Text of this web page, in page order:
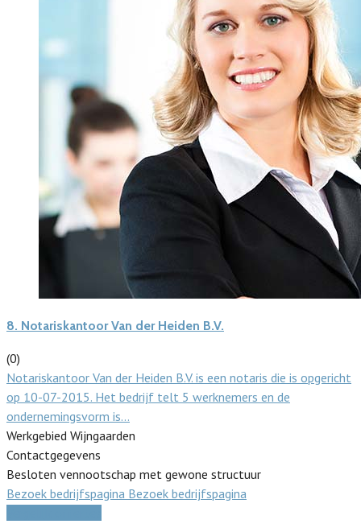
8. Notariskantoor Van der Heiden B.V.
(0)
Notariskantoor Van der Heiden B.V. is een notaris die is opgericht
op 10-07-2015. Het bedrijf telt 5 werknemers en de
ondernemingsvorm is…
Werkgebied Wijngaarden
Contactgegevens
Besloten vennootschap met gewone structuur
Bezoek bedrijfspagina Bezoek bedrijfspagina